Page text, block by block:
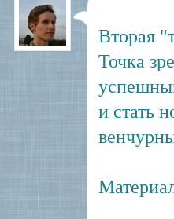
Вторая
Точка
и стать